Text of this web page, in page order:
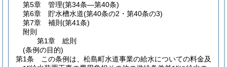
第5章
管理(第34条―第40条)
第6章
貯水槽水道(第40条の2・第40条の3)
第7章
補則 (第41条)
附則
第1章
総則
(条例の目的)
第1条
この条例は、松島町水道事業の給水についての料金及